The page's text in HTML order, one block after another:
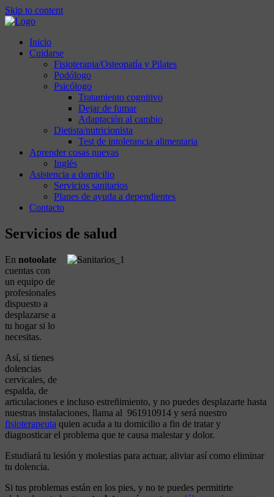
Skip to content
Inicio
Cuidarse
Fisioterapia/Osteopatía y Pilates
Podólogo
Psicólogo
Tratamiento cognitivo
Dejar de fumar
Adaptación al cambio
Dietista/nutricionista
Test de intolerancia alimentaria
Aprender cosas nuevas
Inglés
Asistencia a domicilio
Servicios sanitarios
Planes de ayuda a dependientes
Contacto
Servicios de salud
En notoolate
cuentas con
un equipo de
profesionales
dispuesto a
desplazarse a
tu hogar si lo
necesitas.
Así, si tienes
dolencias
cervicales, de
espalda, de
articulaciones e incluso estreñimiento, y no puedes desplazarte hasta
nuestras instalaciones, llama al 961910914 y será nuestro
fisioterapeuta quien acuda a tu domicilio a fin de tratar y
diagnosticar el problema que te causa malestar y dolor.
Estudiará tu lesión y molestias para actuar, aliviar así como eliminar
tu dolencia.
Si tus problemas están en los pies, y no te puedes permitirte